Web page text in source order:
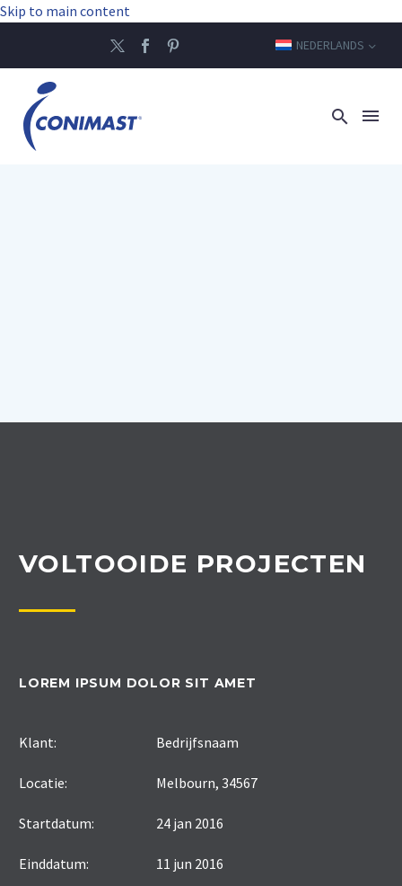
Skip to main content
NEDERLANDS
VOLTOOIDE PROJECTEN
LOREM IPSUM DOLOR SIT AMET
Klant: Bedrijfsnaam
Locatie: Melbourn, 34567
Startdatum: 24 jan 2016
Einddatum: 11 jun 2016